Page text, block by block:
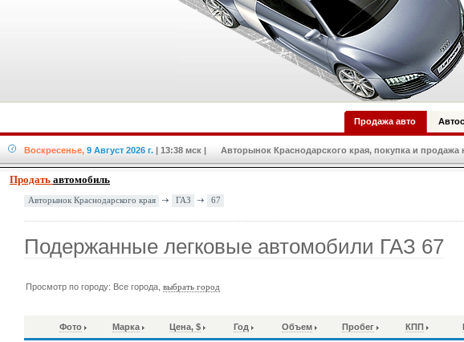
Продажа авто
Воскресенье, 9 Август 2026 г. | 13:38 мск | Авторынок Краснодарского края, покупка и продажа
Продать автомобиль
Авторынок Краснодарского края ГАЗ 67
Подержанные легковые автомобили ГАЗ 67
Просмотр по городу: Все города,выбрать город
Фото Марка Цена, $ Год Объем Пробег КПП